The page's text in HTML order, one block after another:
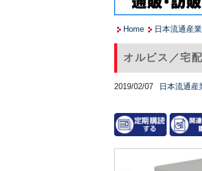
Home 日本流通産
オルビス／宅
2019/02/07 日本流通産